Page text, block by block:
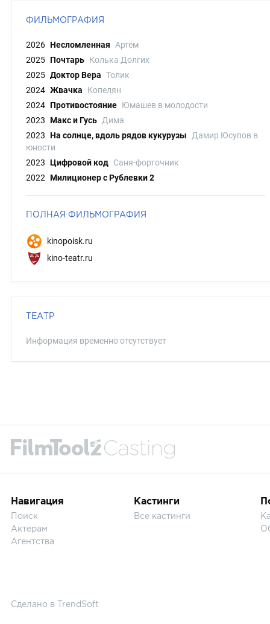
ФИЛЬМОГРАФИЯ
2026 Несломленная
Артём
2025 Почтарь Колька Долгих
2025 Доктор Вера Толик
2024 Жвачка
Копелян
2024 Противостояние Юмашев в молодости
2023 Макс и Гусь Дима
2023 На солнце, вдоль рядов кукурузы
Дамир Юсупов в
юности
2023 Цифровой код Саня-форточник
2022 Милиционер с Рублевки 2
ПОЛНАЯ ФИЛЬМОГРАФИЯ
kinopoisk.ru
kino-teatr.ru
ТЕАТР
Информация временно отсутствует
Навигация
Поиск
Актерам
Агентства
Кастинги
Все кастинги
Сделано в TrendSoft